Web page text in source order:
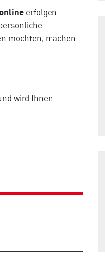
online erfolgen.
möchten, machen
wird Ihnen